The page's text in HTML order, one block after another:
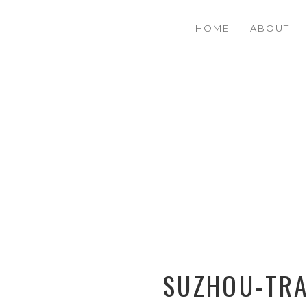
HOME ABOUT
SUZHOU-